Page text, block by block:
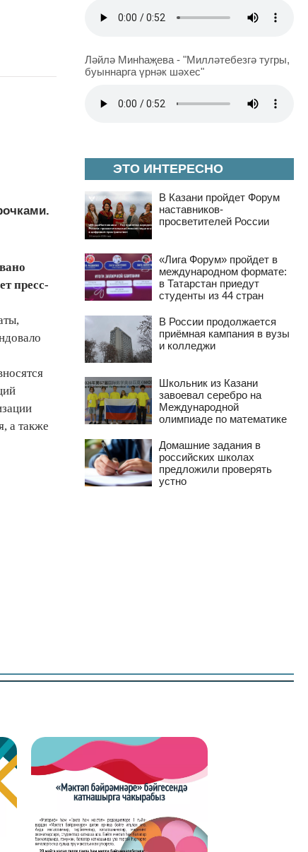
пресс-
а также
ЭТО ИНТЕРЕСНО
В Казани пройдет Форум
наставников-
просветителей России
«Лига Форум» пройдет в
международном формате:
в Татарстан приедут
студенты из 44 стран
В России продолжается
приёмная кампания в вузы
и колледжи
Школьник из Казани
завоевал серебро на
Международной
олимпиаде по математике
Домашние задания в
российских школах
предложили проверять
устно
Ләйлә Минһаҗева - "Милләтебезгә тугры,
буыннарга үрнәк шәхес"